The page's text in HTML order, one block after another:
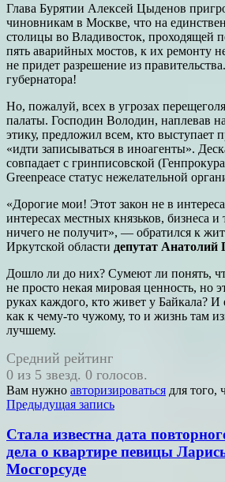
Глава Бурятии Алексей Цыденов
чиновникам в Москве, что на
столицы во Владивосток, проходящей
пять аварийных мостов, к их ремонту
не придет разрешение из
губернатора!
Но, пожалуй, всех в угрозах
палаты. Господин Володин, наплевав
этику, предложил всем, кто выступает
«идти записываться в иноагенты».
совпадает с гринписовской
Greenpeace статус нежелательной
«Дорогие мои! Этот закон не в
интересах местных князьков, бизнеса
ничего не получит», — обратился к
Иркутской области депутат Анатолий
Дошло ли до них? Сумеют ли понять,
не просто некая мировая ценность, но
руках каждого, кто живет у Байкала? И
как к чему-то чужому, то и жизнь там
лучшему.
Средний рейтинг
0 из 5 звезд. 0 голосов.
Вам нужно авторизироваться для того,
Навигация
по
записям
Предыдущая запись
Стала известна дата
дела о квартире певицы
Мосгорсуде